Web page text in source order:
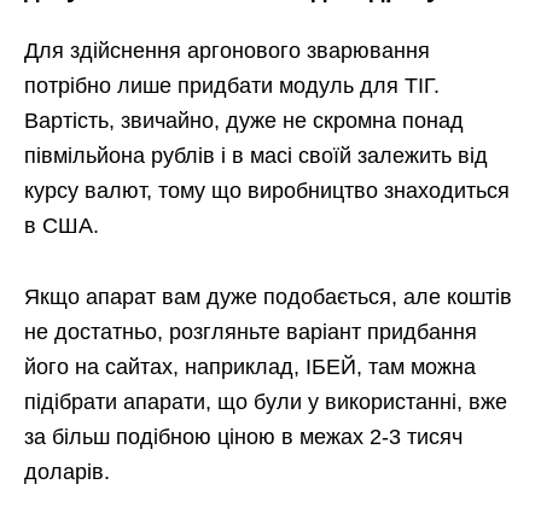
Для здійснення аргонового зварювання
потрібно лише придбати модуль для ТІГ.
Вартість, звичайно, дуже не скромна понад
півмільйона рублів і в масі своїй залежить від
курсу валют, тому що виробництво знаходиться
в США.
Якщо апарат вам дуже подобається, але коштів
не достатньо, розгляньте варіант придбання
його на сайтах, наприклад, ІБЕЙ, там можна
підібрати апарати, що були у використанні, вже
за більш подібною ціною в межах 2-3 тисяч
доларів.